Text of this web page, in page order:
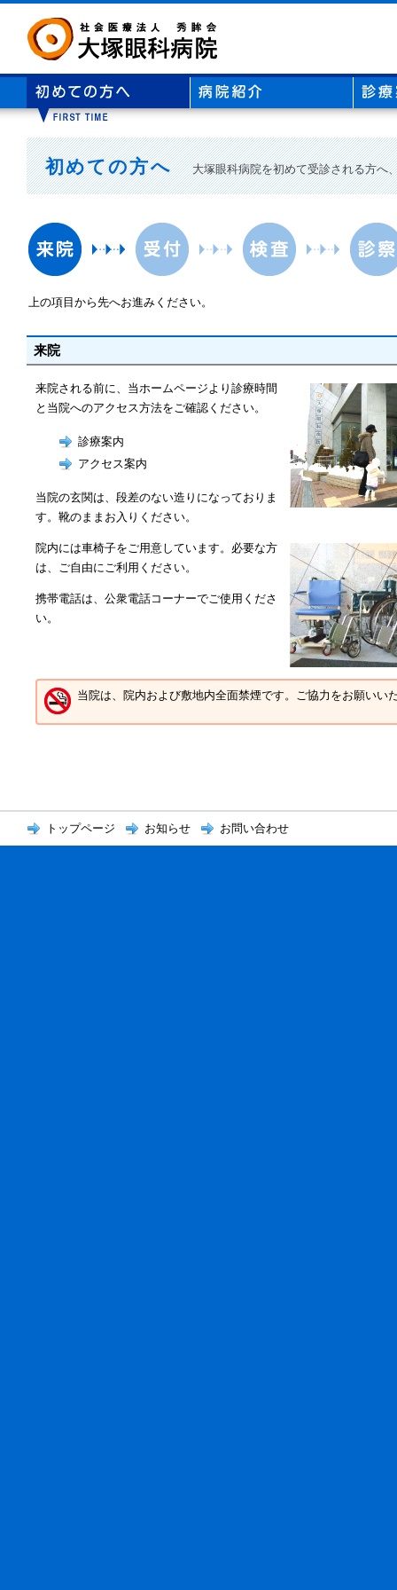
初めての方へ 大塚眼科病院を初めて受診される方へ
上の項目から先へお進みください。
来院
来院される前に、当ホームページより診療時間
と当院へのアクセス方法をご確認ください。
診療案内
アクセス案内
当院の玄関は、段差のない造りになっておりま
す。靴のままお入りください。
院内には車椅子をご用意しています。必要な方
は、ご自由にご利用ください。
携帯電話は、公衆電話コーナーでご使用くださ
い。
当院は、院内および敷地内全面禁煙です。ご協力をお願いい
トップページ お知らせ お問い合わせ